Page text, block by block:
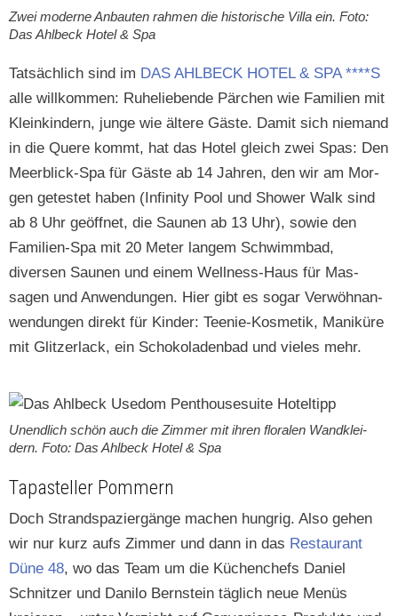
Zwei mod­erne Anbaut­en rah­men die his­torische Vil­la ein. Foto:
Das Ahlbeck Hotel & Spa
Tat­säch­lich sind im DAS AHLBECK HOTEL & SPA ****S
alle willkom­men: Ruhe­liebende Pärchen wie Fam­i­lien mit
Kleinkindern, junge wie ältere Gäste. Damit sich nie­mand
in die Quere kommt, hat das Hotel gle­ich zwei Spas: Den
Meerblick-Spa für Gäste ab 14 Jahren, den wir am Mor­
gen getestet haben (Infin­i­ty Pool und Show­er Walk sind
ab 8 Uhr geöffnet, die Saunen ab 13 Uhr), sowie den
Fam­i­lien-Spa mit 20 Meter langem Schwimm­bad,
diversen Saunen und einem Well­ness-Haus für Mas­
sagen und Anwen­dun­gen. Hier gibt es sog­ar Ver­wöh­nan­
wen­dun­gen direkt für Kinder: Tee­nie-Kos­metik, Maniküre
mit Glitzer­lack, ein Schoko­laden­bad und vieles mehr.
Unendlich schön auch die Zim­mer mit ihren flo­ralen Wand­klei­
dern. Foto: Das Ahlbeck Hotel & Spa
Tapasteller Pommern
Doch Strandspaziergänge machen hun­grig. Also gehen
wir nur kurz aufs Zim­mer und dann in das Restau­rant
Düne 48, wo das Team um die Küchenchefs Daniel
Schnitzer und Dani­lo Bern­stein täglich neue Menüs